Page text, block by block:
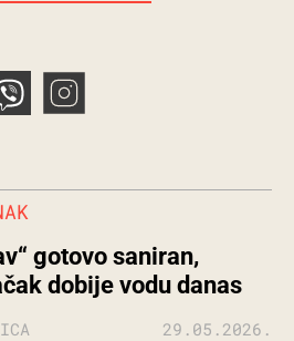
gotovo saniran,
dobije vodu danas
29.05.2026.